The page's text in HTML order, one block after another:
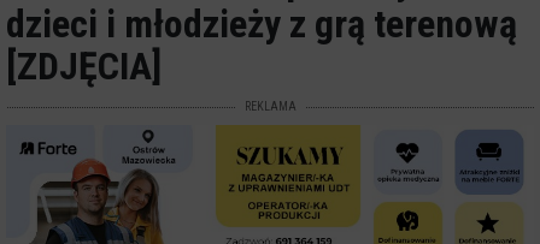
dzieci i młodzieży z grą terenową
[ZDJĘCIA]
REKLAMA